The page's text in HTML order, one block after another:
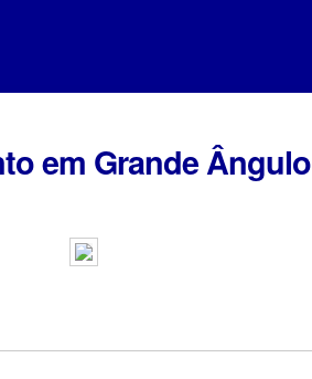
em Grande Ângulo